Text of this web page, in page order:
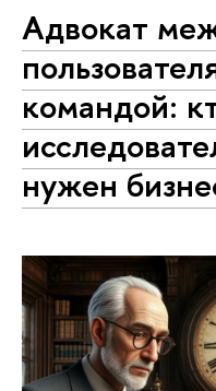
Адвокат
командой:
нужен